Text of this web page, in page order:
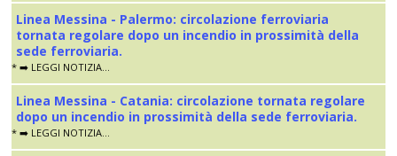
Linea Messina - Palermo: circolazione ferroviaria
tornata regolare dopo un incendio in prossimità della
sede ferroviaria.
* ➡️ LEGGI NOTIZIA...
Linea Messina - Catania: circolazione tornata regolare
dopo un incendio in prossimità della sede ferroviaria.
* ➡️ LEGGI NOTIZIA...